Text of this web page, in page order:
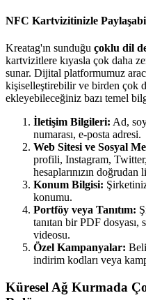
NFC Kartvizitinizle
Kreatag'ın sunduğu çoklu dil
kartvizitlere kıyasla çok daha
sunar. Dijital platformumuz
kişiselleştirebilir ve birden çok
ekleyebileceğiniz bazı temel
İletişim Bilgileri: Ad,
numarası, e-posta adresi.
Web Sitesi ve Sosyal
profili, Instagram,
hesaplarınızın doğrudan
Konum Bilgisi:
konumu.
Portföy veya Tanıtım:
tanıtan bir PDF dosyası,
videosu.
Özel Kampanyalar:
indirim kodları veya
Küresel Ağ Kurmada